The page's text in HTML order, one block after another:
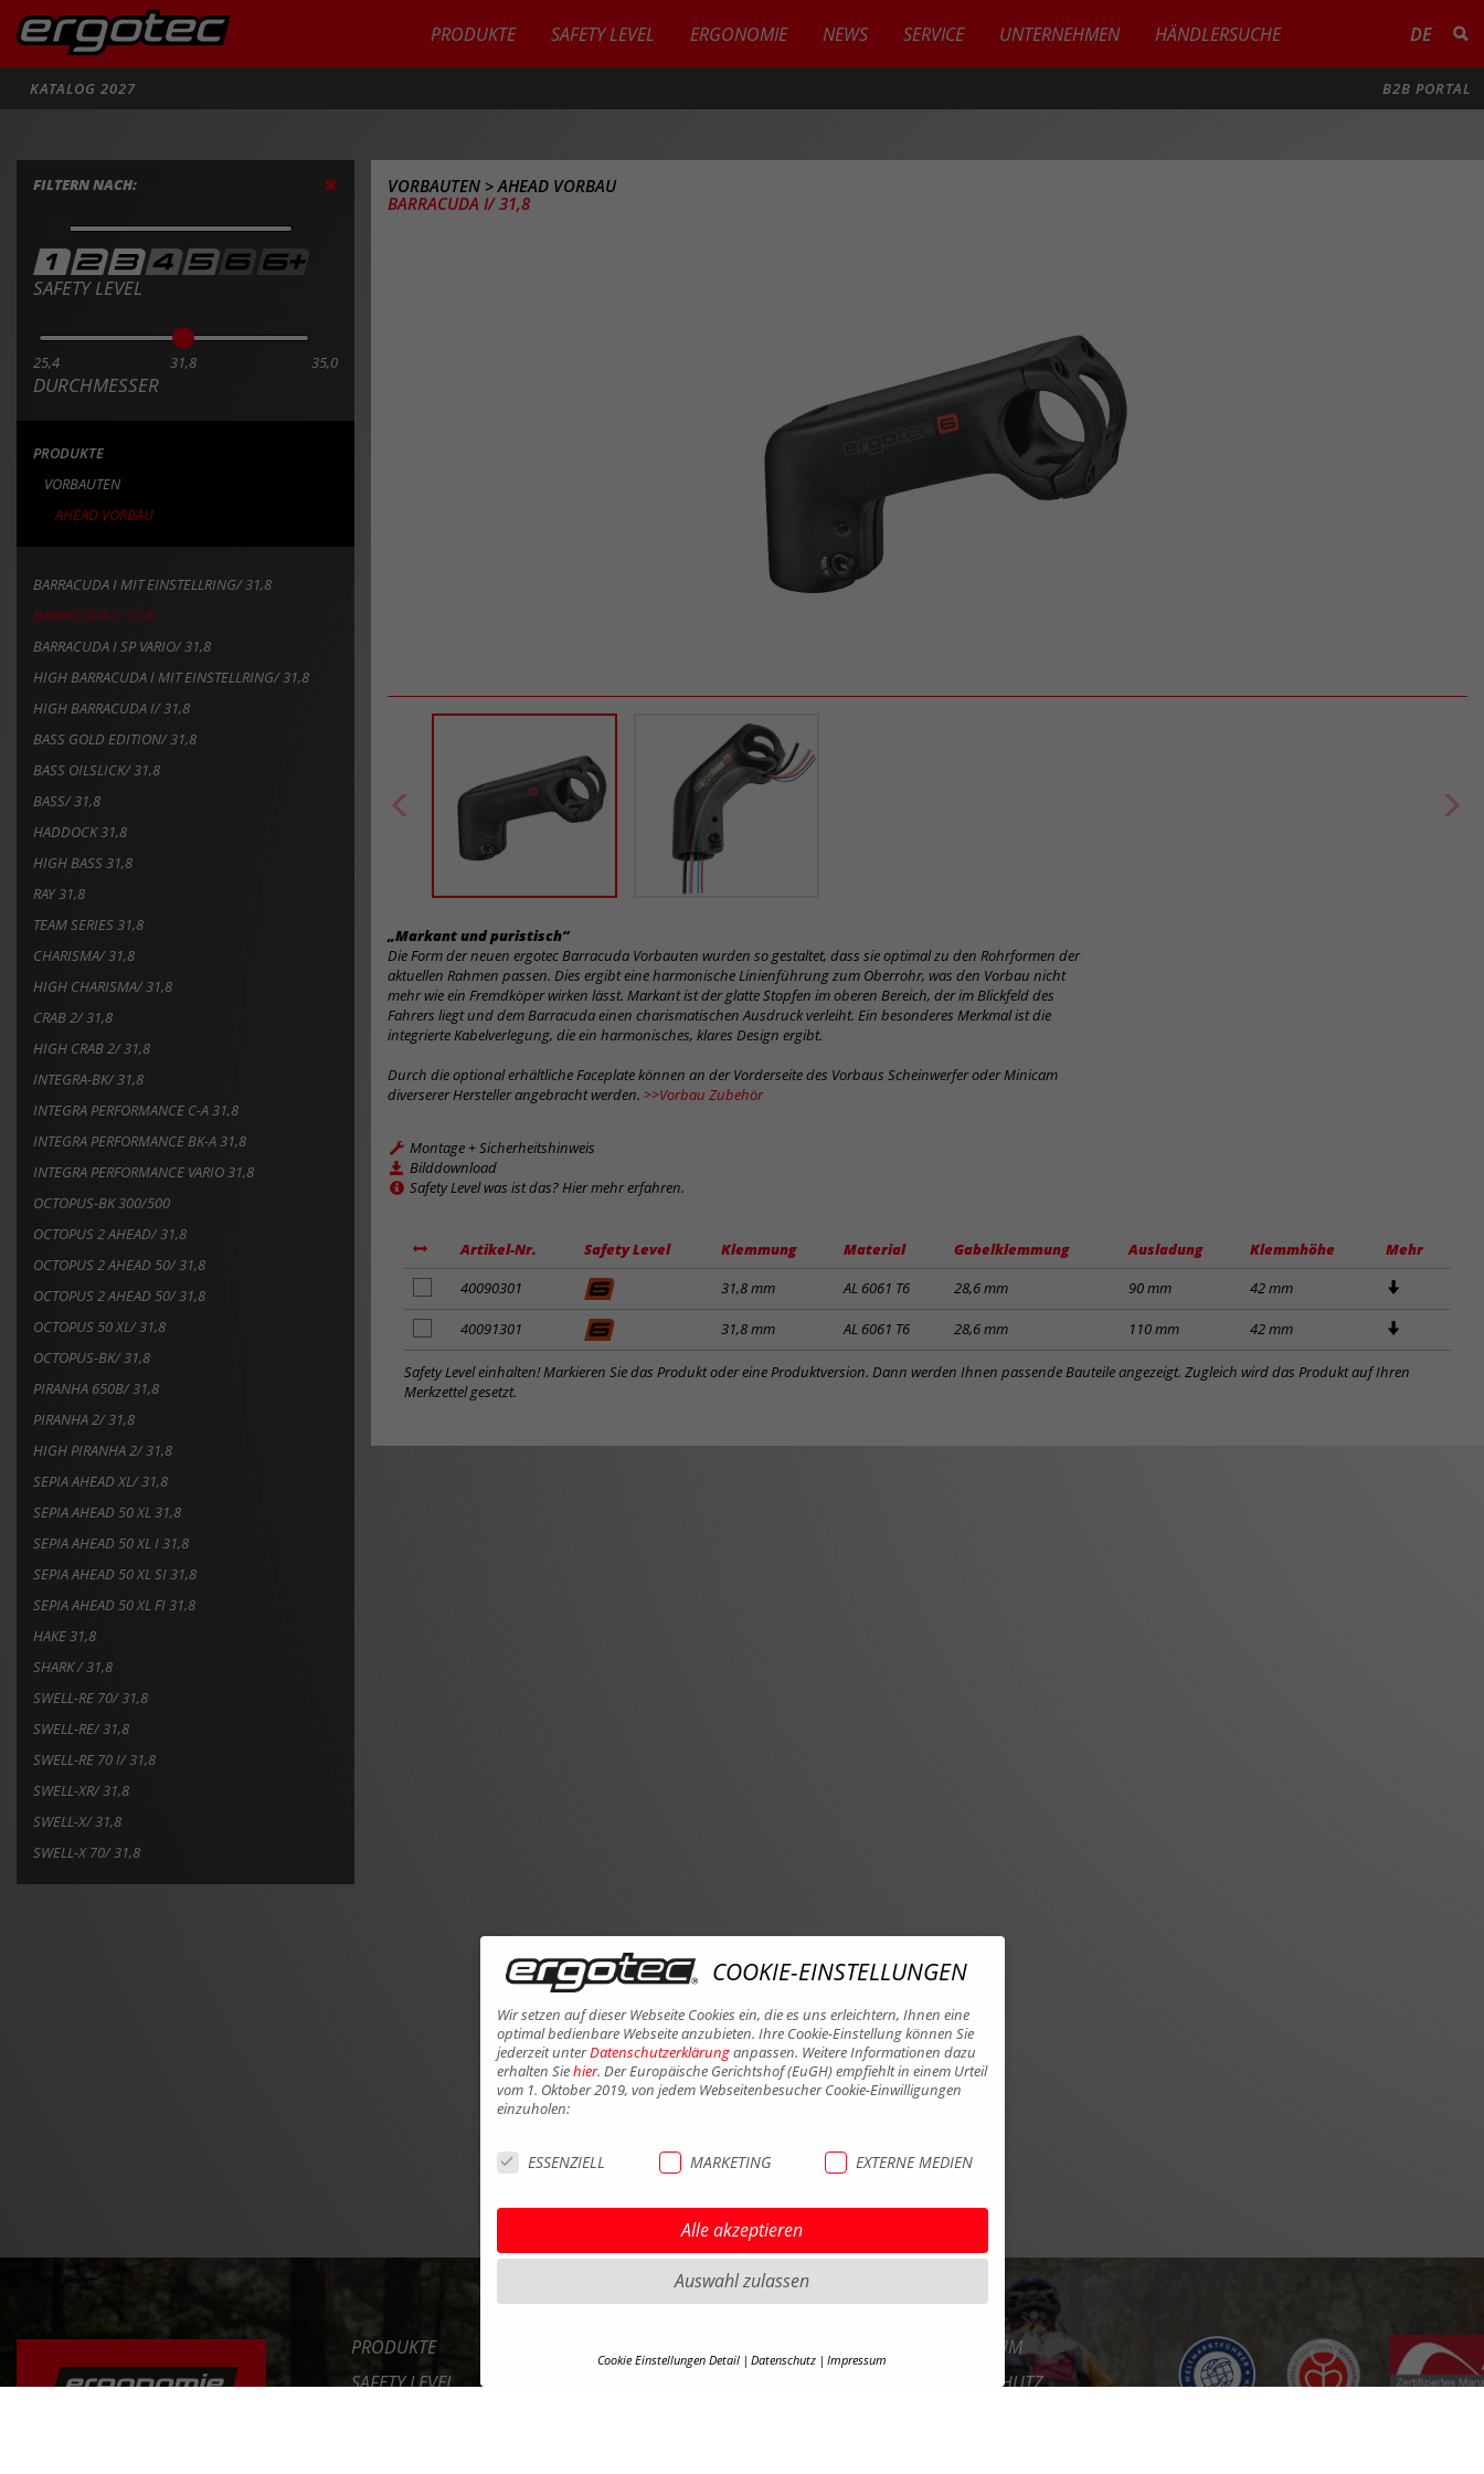
PRODUKTE SAFETY LEVEL ERGONOMIE NEWS SERVICE UNTERNEHMEN HÄNDLERSUCHE DE
KATALOG 2027 B2B PORTAL
FILTERN NACH:
SAFETY LEVEL
25,4 31,8 35,0
DURCHMESSER
PRODUKTE
VORBAUTEN
AHEAD VORBAU
BARRACUDA I MIT EINSTELLRING/ 31,8
BARRACUDA I/ 31,8
BARRACUDA I SP VARIO/ 31,8
HIGH BARRACUDA I MIT EINSTELLRING/ 31,8
HIGH BARRACUDA I/ 31,8
BASS GOLD EDITION/ 31,8
BASS OILSLICK/ 31,8
BASS/ 31,8
HADDOCK 31,8
HIGH BASS 31,8
RAY 31,8
TEAM SERIES 31,8
CHARISMA/ 31,8
HIGH CHARISMA/ 31,8
CRAB 2/ 31,8
HIGH CRAB 2/ 31,8
INTEGRA-BK/ 31,8
INTEGRA PERFORMANCE C-A 31,8
INTEGRA PERFORMANCE BK-A 31,8
INTEGRA PERFORMANCE VARIO 31,8
OCTOPUS-BK 300/500
OCTOPUS 2 AHEAD/ 31,8
OCTOPUS 2 AHEAD 50/ 31,8
OCTOPUS 2 AHEAD 50/ 31,8
OCTOPUS 50 XL/ 31,8
OCTOPUS-BK/ 31,8
PIRANHA 650B/ 31,8
PIRANHA 2/ 31,8
HIGH PIRANHA 2/ 31,8
SEPIA AHEAD XL/ 31,8
SEPIA AHEAD 50 XL 31,8
SEPIA AHEAD 50 XL I 31,8
SEPIA AHEAD 50 XL SI 31,8
SEPIA AHEAD 50 XL FI 31,8
HAKE 31,8
SHARK / 31,8
SWELL-RE 70/ 31,8
SWELL-RE/ 31,8
SWELL-RE 70 I/ 31,8
SWELL-XR/ 31,8
SWELL-X/ 31,8
SWELL-X 70/ 31,8
VORBAUTEN >AHEAD VORBAU
BARRACUDA I/ 31,8
„Markant und puristisch“
Die Form der neuen ergotec Barracuda Vorbauten wurden so gestaltet, dass sie optimal zu den Rohrformen der
aktuellen Rahmen passen. Dies ergibt eine harmonische Linienführung zum Oberrohr, was den Vorbau nicht
mehr wie ein Fremdköper wirken lässt. Markant ist der glatte Stopfen im oberen Bereich, der im Blickfeld des
Fahrers liegt und dem Barracuda einen charismatischen Ausdruck verleiht. Ein besonderes Merkmal ist die
integrierte Kabelverlegung, die ein harmonisches, klares Design ergibt.
Durch die optional erhältliche Faceplate können an der Vorderseite des Vorbaus Scheinwerfer oder Minicam
diverserer Hersteller angebracht werden. >>Vorbau Zubehör
Montage + Sicherheitshinweis
Bilddownload
Safety Level was ist das? Hier mehr erfahren.
Artikel-Nr. Safety Level Klemmung Material Gabelklemmung Ausladung Klemmhöhe
Mehr
zum
Merkzettel
hinzufügen
40090301 31,8 mm AL 6061 T6 28,6 mm 90 mm 42 mm
zum
Merkzettel
hinzufügen
40091301 31,8 mm AL 6061 T6 28,6 mm 110 mm 42 mm
Safety Level einhalten! Markieren Sie das Produkt oder eine Produktversion. Dann werden Ihnen passende Bauteile angezeigt. Zugleich wird das Produkt auf Ihren
Merkzettel gesetzt.
PRODUKTE
SAFETY LEVEL
IMPRESSUM
DATENSCHUTZ
COOKIE-EINSTELLUNGEN
Wir setzen auf dieser Webseite Cookies ein, die es uns erleichtern, Ihnen eine
optimal bedienbare Webseite anzubieten. Ihre Cookie-Einstellung können Sie
jederzeit unterDatenschutzerklärunganpassen. Weitere Informationen dazu
erhalten Siehier. Der Europäische Gerichtshof (EuGH) empfiehlt in einem Urteil
vom 1. Oktober 2019, von jedem Webseitenbesucher Cookie-Einwilligungen
einzuholen:
ESSENZIELL MARKETING EXTERNE MEDIEN
Alle akzeptieren
Auswahl zulassen
Cookie Einstellungen Detail Datenschutz Impressum